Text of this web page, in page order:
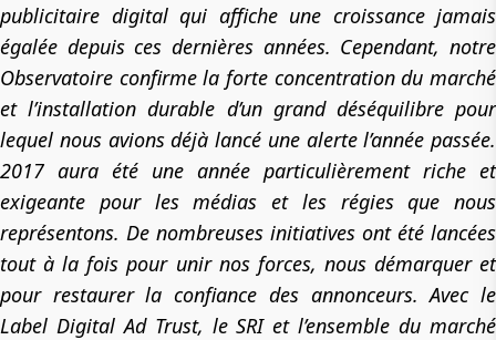
publicitaire digital qui affiche une croissance jamais
égalée depuis ces dernières années. Cependant, notre
Observatoire confirme la forte concentration du marché
et l’installation durable d’un grand déséquilibre pour
lequel nous avions déjà lancé une alerte l’année passée.
2017 aura été une année particulièrement riche et
exigeante pour les médias et les régies que nous
représentons. De nombreuses initiatives ont été lancées
tout à la fois pour unir nos forces, nous démarquer et
pour restaurer la confiance des annonceurs. Avec le
Label Digital Ad Trust, le SRI et l’ensemble du marché